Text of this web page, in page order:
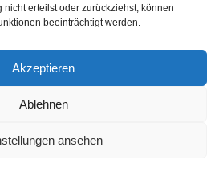
erteilst oder zurückziehst, können
beeinträchtigt werden.
Akzeptieren
Ablehnen
ansehen
Location
Advertising
Reality
Impressum Datenschutz